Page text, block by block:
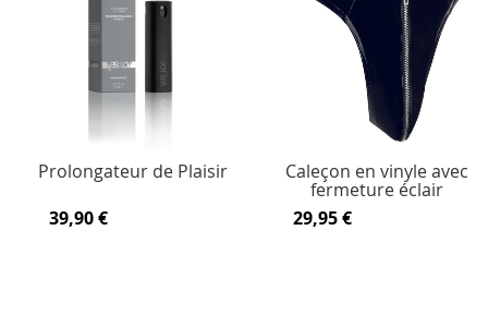
Prolongateur de Plaisir
39,90 €
Caleçon en vinyle avec
fermeture éclair
29,95 €